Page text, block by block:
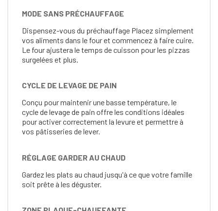
MODE SANS PRÉCHAUFFAGE
Dispensez-vous du préchauffage Placez simplement
vos aliments dans le four et commencez à faire cuire.
Le four ajustera le temps de cuisson pour les pizzas
surgelées et plus.
CYCLE DE LEVAGE DE PAIN
Conçu pour maintenir une basse température, le
cycle de levage de pain offre les conditions idéales
pour activer correctement la levure et permettre à
vos pâtisseries de lever.
RÉGLAGE GARDER AU CHAUD
Gardez les plats au chaud jusqu'à ce que votre famille
soit prête à les déguster.